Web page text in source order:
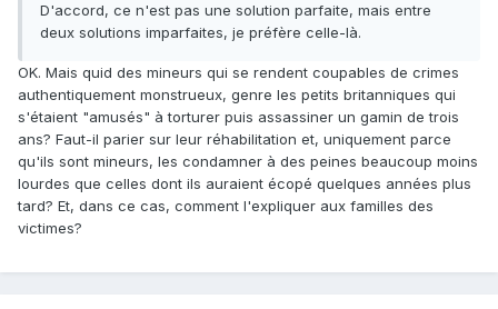
D'accord, ce n'est pas une solution parfaite, mais entre
deux solutions imparfaites, je préfère celle-là.
OK. Mais quid des mineurs qui se rendent coupables de crimes
authentiquement monstrueux, genre les petits britanniques qui
s'étaient "amusés" à torturer puis assassiner un gamin de trois
ans? Faut-il parier sur leur réhabilitation et, uniquement parce
qu'ils sont mineurs, les condamner à des peines beaucoup moins
lourdes que celles dont ils auraient écopé quelques années plus
tard? Et, dans ce cas, comment l'expliquer aux familles des
victimes?